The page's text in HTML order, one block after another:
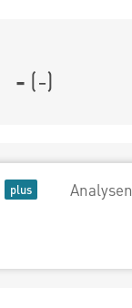
- (-)
Analysen